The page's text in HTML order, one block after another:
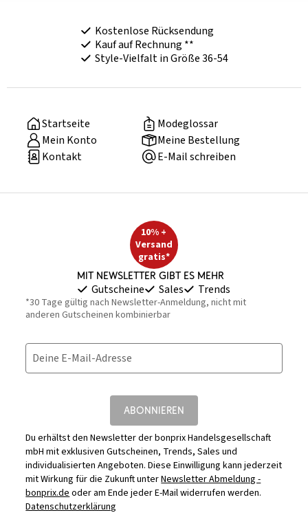
Kostenlose Rücksendung
Kauf auf Rechnung **
Style-Vielfalt in Größe 36-54
Startseite
Modeglossar
Mein Konto
Meine Bestellung
Kontakt
E-Mail schreiben
10% +
Versand
gratis*
Mit Newsletter gibt es mehr
Gutscheine Sales Trends
*30 Tage gültig nach Newsletter-Anmeldung, nicht mit
anderen Gutscheinen kombinierbar
Deine E-Mail-Adresse
ABONNIEREN
Du erhältst den Newsletter der bonprix Handelsgesellschaft
mbH mit exklusiven Gutscheinen, Trends, Sales und
individualisierten Angeboten. Diese Einwilligung kann jederzeit
mit Wirkung für die Zukunft unterNewsletter Abmeldung -
bonprix.deoder am Ende jeder E-Mail widerrufen werden.
Datenschutzerklärung